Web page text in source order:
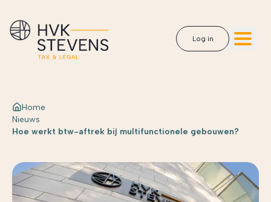
Log in
Home
Nieuws
Hoe werkt btw-aftrek bij multifunctionele gebouwen?